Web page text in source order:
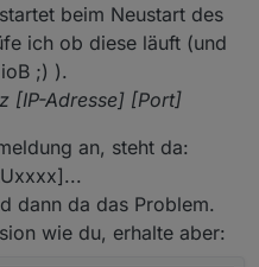
beim Neustart des
ich ob diese läuft (und
;) ).
[IP-Adresse] [Port]
an, steht da:
dann da das Problem.
wie du, erhalte aber: